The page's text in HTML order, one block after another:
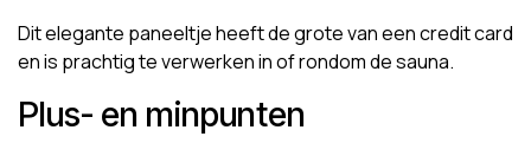
Dit elegante paneeltje heeft de grote van een credit card
en is prachtig te verwerken in of rondom de sauna.
Plus- en minpunten